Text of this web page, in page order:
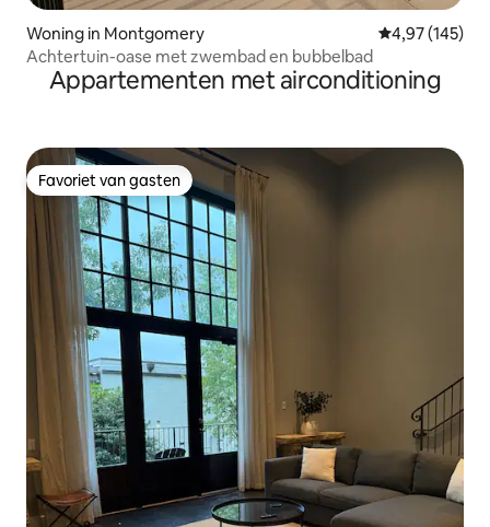
Woning in Montgomery Gemiddelde
4,97 (145)
Achtertuin-oase met zwembad en bubbelbad
Appartementen met airconditioning
Favoriet van gasten
Favoriet van gasten